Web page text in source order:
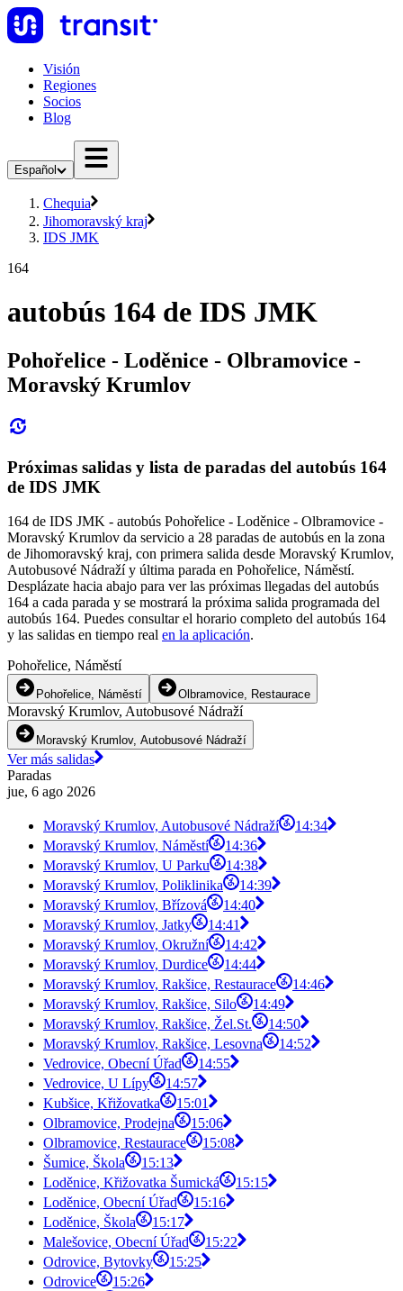
Visión
Regiones
Socios
Blog
Español
Chequia
Jihomoravský kraj
IDS JMK
164
autobús 164 de IDS JMK
Pohořelice - Loděnice - Olbramovice -
Moravský Krumlov
Próximas salidas y lista de paradas del autobús 164
de IDS JMK
164 de IDS JMK - autobús Pohořelice - Loděnice - Olbramovice -
Moravský Krumlov da servicio a 28 paradas de autobús en la zona
de Jihomoravský kraj, con primera salida desde Moravský Krumlov,
Autobusové Nádraží y última parada en Pohořelice, Náměstí.
Desplázate hacia abajo para ver las próximas llegadas del autobús
164 a cada parada y se mostrará la próxima salida programada del
autobús 164. Puedes consultar el horario completo del autobús 164
y las salidas en tiempo real en la aplicación.
Pohořelice, Náměstí
Pohořelice, Náměstí Olbramovice, Restaurace
Moravský Krumlov, Autobusové Nádraží
Moravský Krumlov, Autobusové Nádraží
Ver más salidas
Paradas
jue, 6 ago 2026
Moravský Krumlov, Autobusové Nádraží
14:34
Moravský Krumlov, Náměstí
14:36
Moravský Krumlov, U Parku
14:38
Moravský Krumlov, Poliklinika
14:39
Moravský Krumlov, Břízová
14:40
Moravský Krumlov, Jatky
14:41
Moravský Krumlov, Okružní
14:42
Moravský Krumlov, Durdice
14:44
Moravský Krumlov, Rakšice, Restaurace
14:46
Moravský Krumlov, Rakšice, Silo
14:49
Moravský Krumlov, Rakšice, Žel.St.
14:50
Moravský Krumlov, Rakšice, Lesovna
14:52
Vedrovice, Obecní Úřad
14:55
Vedrovice, U Lípy
14:57
Kubšice, Křižovatka
15:01
Olbramovice, Prodejna
15:06
Olbramovice, Restaurace
15:08
Šumice, Škola
15:13
Loděnice, Křižovatka Šumická
15:15
Loděnice, Obecní Úřad
15:16
Loděnice, Škola
15:17
Malešovice, Obecní Úřad
15:22
Odrovice, Bytovky
15:25
Odrovice
15:26